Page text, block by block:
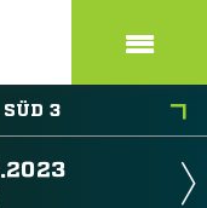
SÜD 3